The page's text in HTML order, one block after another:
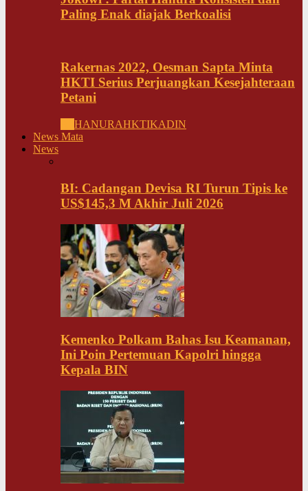
Paling Enak diajak Berkoalisi
Rakernas 2022, Oesman Sapta Minta
HKTI Serius Perjuangkan Kesejahteraan
Petani
HANURAHKTIKADIN
News Mata
News
BI: Cadangan Devisa RI Turun Tipis ke
US$145,3 M Akhir Juli 2026
Kemenko Polkam Bahas Isu Keamanan,
Ini Poin Pertemuan Kapolri hingga
Kepala BIN